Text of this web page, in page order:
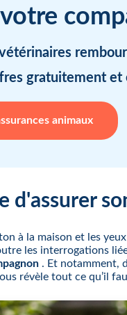
gratuitement et
animaux
d'assurer
à la maison et les
les interrogations
. Et notamment,
révèle tout ce qu’il